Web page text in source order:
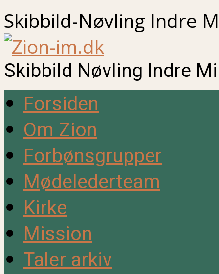
Skibbild-Nøvling Indre
Skibbild Nøvling Indre
Forsiden
Om Zion
Forbønsgrupper
Mødelederteam
Kirke
Mission
Taler arkiv